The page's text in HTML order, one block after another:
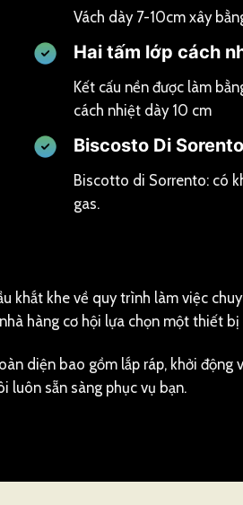
Vách dày 7-10cm xây
Hai tấm lớp cách
Kết cấu nền được làm
cách nhiệt dày 10 cm
Biscosto Di Sorento
Biscotto di Sorrento: có
gas.
khắt khe về quy trình làm việc
hàng cơ hội lựa chọn một thiết bị
diện bao gồm lắp ráp, khởi động
luôn sẵn sàng phục vụ bạn.